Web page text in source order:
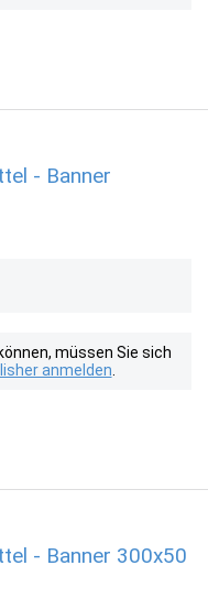
- Banner
müssen Sie sich
anmelden
- Banner 300x50